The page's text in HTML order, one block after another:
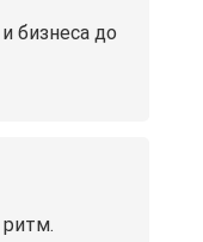
бизнеса до